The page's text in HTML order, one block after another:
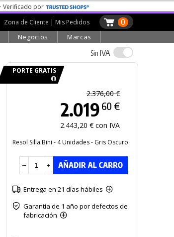
· Verificado por
0
Zona de Cliente | Mis Pedidos
Negocios Marcas
Sin IVA
PORTE GRATIS
2.376,00 €
2.019 60 €
2.443,20 € con IVA
Resol Silla Bini - 4 Unidades - Gris Oscuro
– +
Entrega en 21 días hábiles
Garantía de 1 año por defectos de
fabricación